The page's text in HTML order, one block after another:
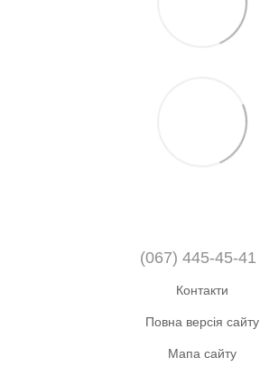
(067) 445-45-41
Контакти
Повна версія сайту
Мапа сайту